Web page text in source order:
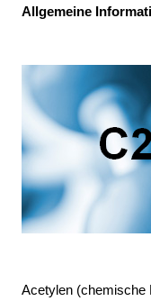
Allgemeine
Acetylen (chemische